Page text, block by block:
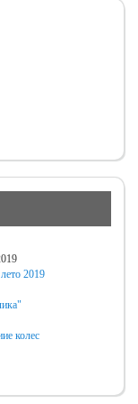
2019
колес